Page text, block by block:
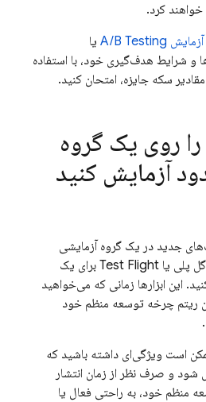
کرد.
آزمایش A/B Testing یا
و شرایط هدف‌گیری خود، با استفاده
سکه جایزه، امتحان کنید.
روی یک گروه
آزمایش کنید
جدید در یک گروه آزمایشی
محدود، از کانال آلفا در گوگل پلی یا Test Flight برای یک
این ابزارها زمانی که می‌خواهید
ریتم چرخه توسعه منظم خود
است ویژگی‌ای داشته باشید که
و صرف نظر از زمان انتشار
منظم خود، به راحتی فعال یا